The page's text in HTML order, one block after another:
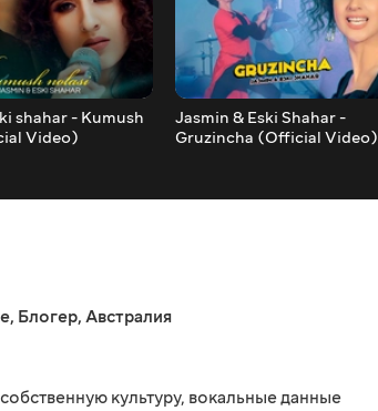
shahar - Kumush
Video)
Jasmin & Eski Shahar -
Gruzincha (Official Video)
, Блогер, Австралия
культуру, вокальные данные